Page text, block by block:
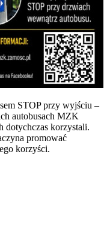
STOP przy wyjściu –
autobusach MZK
dotychczas korzystali.
promować
korzyści.